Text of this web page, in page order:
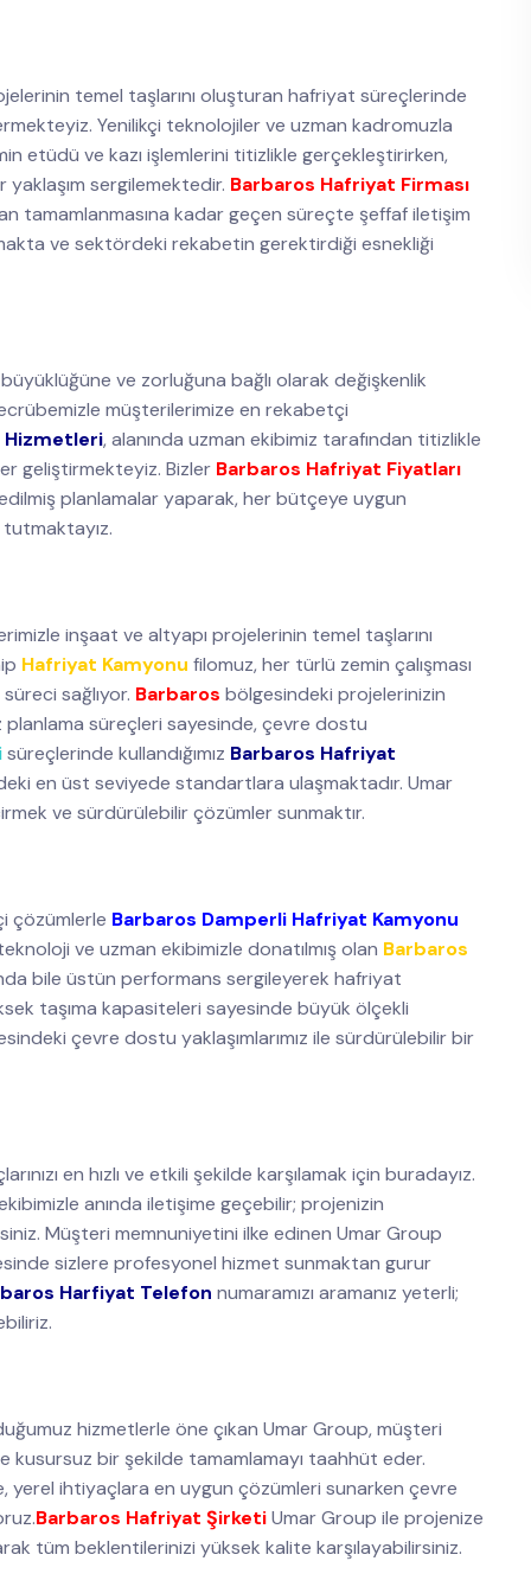
temel taşlarını oluşturan hafriyat süreçlerinde
Yenilikçi teknolojiler ve uzman kadromuzla
etüdü ve kazı işlemlerini titizlikle gerçekleştirirken,
sergilemektedir. Barbaros Hafriyat Firması
tamamlanmasına kadar geçen süreçte şeffaf iletişim
ve sektördeki rekabetin gerektirdiği esnekliği
ve zorluğuna bağlı olarak değişkenlik
müşterilerimize en rekabetçi
Hizmetleri, alanında uzman ekibimiz tarafından titizlikle
geliştirmekteyiz. Bizler Barbaros Hafriyat Fiyatları
planlamalar yaparak, her bütçeye uygun
inşaat ve altyapı projelerinin temel taşlarını
Hafriyat Kamyonu filomuz, her türlü zemin çalışması
sağlıyor. Barbaros bölgesindeki projelerinizin
süreçleri sayesinde, çevre dostu
süreçlerinde kullandığımız Barbaros Hafriyat
en üst seviyede standartlara ulaşmaktadır. Umar
ve sürdürülebilir çözümler sunmaktır.
çözümlerle Barbaros Damperli Hafriyat Kamyonu
ve uzman ekibimizle donatılmış olan Barbaros
bile üstün performans sergileyerek hafriyat
taşıma kapasiteleri sayesinde büyük ölçekli
çevre dostu yaklaşımlarımız ile sürdürülebilir bir
en hızlı ve etkili şekilde karşılamak için buradayız.
anında iletişime geçebilir; projenizin
Müşteri memnuniyetini ilke edinen Umar Group
sizlere profesyonel hizmet sunmaktan gurur
Harfiyat Telefon numaramızı aramanız yeterli;
hizmetlerle öne çıkan Umar Group, müşteri
kusursuz bir şekilde tamamlamayı taahhüt eder.
yerel ihtiyaçlara en uygun çözümleri sunarken çevre
Barbaros Hafriyat ŞirketiUmar Group ile projenize
tüm beklentilerinizi yüksek kalite karşılayabilirsiniz.